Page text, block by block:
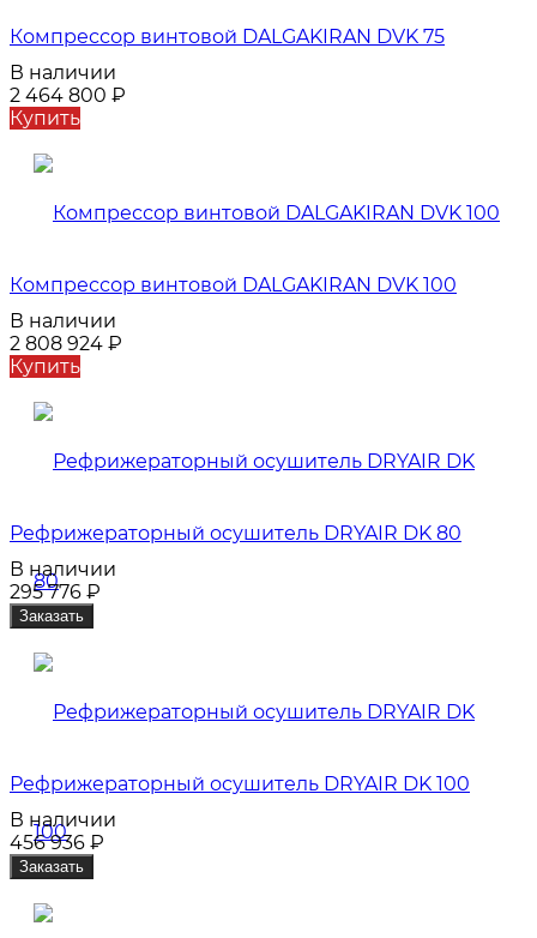
Компрессор винтовой DALGAKIRAN DVK 75
В наличии
2 464 800 ₽
Купить
Компрессор винтовой DALGAKIRAN DVK 100
В наличии
2 808 924 ₽
Купить
Рефрижераторный осушитель DRYAIR DK 80
В наличии
295 776 ₽
Заказать
Рефрижераторный осушитель DRYAIR DK 100
В наличии
456 936 ₽
Заказать